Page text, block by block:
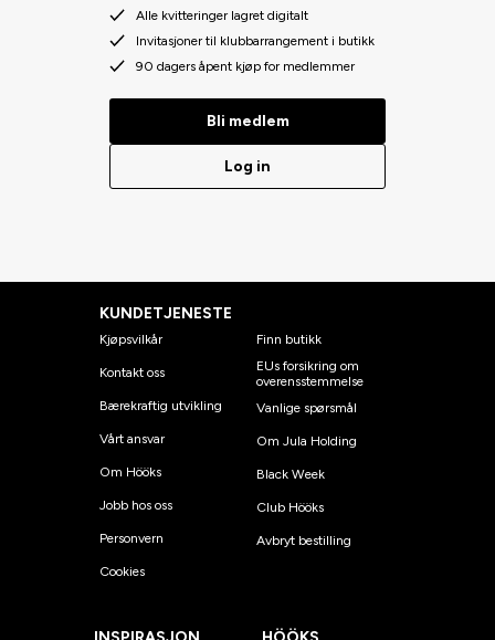
Alle kvitteringer lagret digitalt
Invitasjoner til klubbarrangement i butikk
90 dagers åpent kjøp for medlemmer
Bli medlem
Log in
KUNDETJENESTE
Kjøpsvilkår
Kontakt oss
Bærekraftig utvikling
Vårt ansvar
Om Hööks
Jobb hos oss
Personvern
Cookies
Finn butikk
EUs forsikring om
overensstemmelse
Vanlige spørsmål
Om Jula Holding
Black Week
Club Hööks
Avbryt bestilling